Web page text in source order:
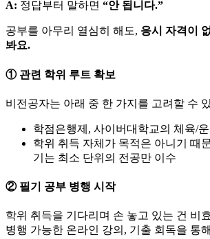
A: 정답부터 말하면 “안 됩니다.”
공부를 아무리 열심히 해도, 응시 자격이
봐요.
① 관련 학위 루트 확보
비전공자는 아래 중 한 가지를 고려할 수
학점은행제, 사이버대학교의 체육/
학위 취득 자체가 목적은 아니기 때
기는 최소 단위의 전공만 이수
② 필기 공부 병행 시작
학위 취득을 기다리며 손 놓고 있는 건 비
병행 가능한 온라인 강의, 기출 회독을 통